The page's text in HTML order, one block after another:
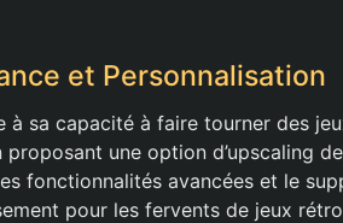
et Personnalisation
à sa capacité à faire tourner des
une option d’upscaling
fonctionnalités avancées et le
pour les fervents de jeux